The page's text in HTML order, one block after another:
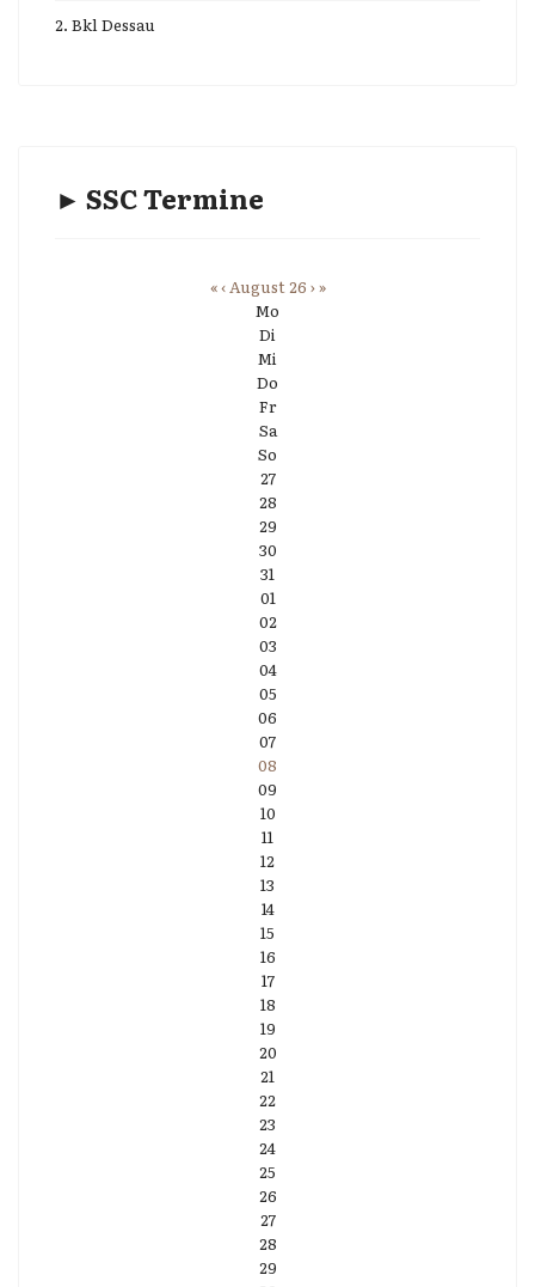
2. Bkl Dessau
► SSC Termine
«‹August 26 ›»
Mo
Di
Mi
Do
Fr
Sa
So
27
28
29
30
31
01
02
03
04
05
06
07
08
09
10
11
12
13
14
15
16
17
18
19
20
21
22
23
24
25
26
27
28
29